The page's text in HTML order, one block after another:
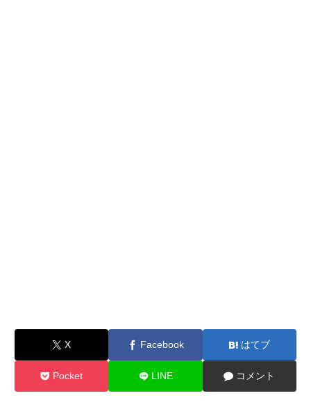
X Facebook はてブ
Pocket LINE コメント